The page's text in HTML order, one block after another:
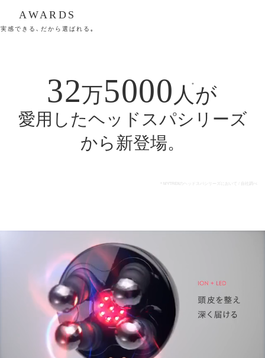
AWARDS
実感できる､ だから選ばれる｡
32万5000 人 ＊ が
愛用したヘッドスパシリーズ
から新登場。
＊MYTREXのヘッドスパシリーズにおいて / 自社調べ